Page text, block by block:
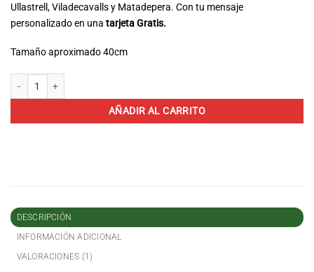
Ullastrell, Viladecavalls y Matadepera. Con tu mensaje
personalizado en una tarjeta Gratis.
Tamaño aproximado 40cm
AÑADIR AL CARRITO
DESCRIPCIÓN
INFORMACIÓN ADICIONAL
VALORACIONES (1)